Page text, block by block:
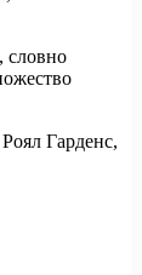
словно
Гарденс,